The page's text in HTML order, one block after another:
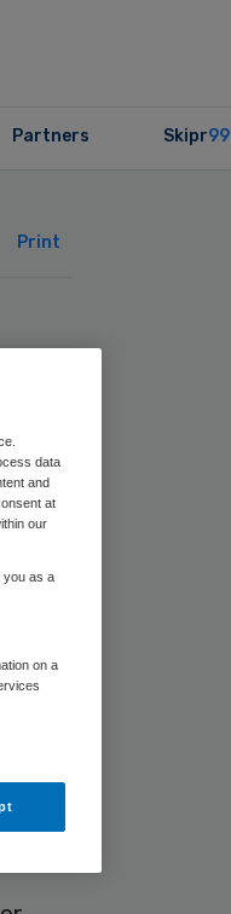
Partners Skipr99
Print
de
data
and
at
our
you as a
on a